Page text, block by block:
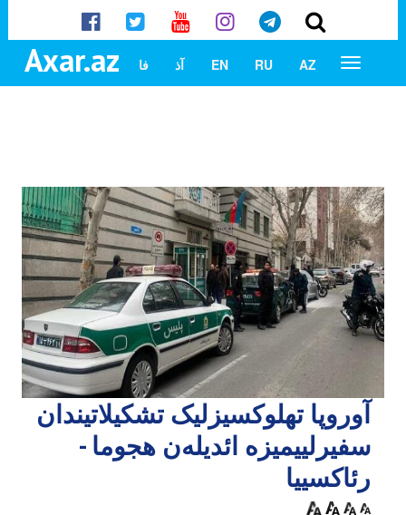
Axar.az AZ
RU
EN آذ فا
آوروپا تهلوکسیزلیک تشکیلاتیندان
سفیرلییمیزه ائدیله‌ن هجوما -
رئاکسییا